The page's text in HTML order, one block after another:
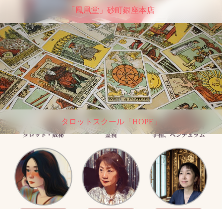
「鳳凰堂」砂町銀座本店
タロットスクール「HOPE」